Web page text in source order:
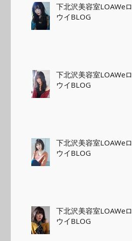
下北沢美容室LOAWeロ
ウイBLOG
下北沢美容室LOAWeロ
ウイBLOG
下北沢美容室LOAWeロ
ウイBLOG
下北沢美容室LOAWeロ
ウイBLOG